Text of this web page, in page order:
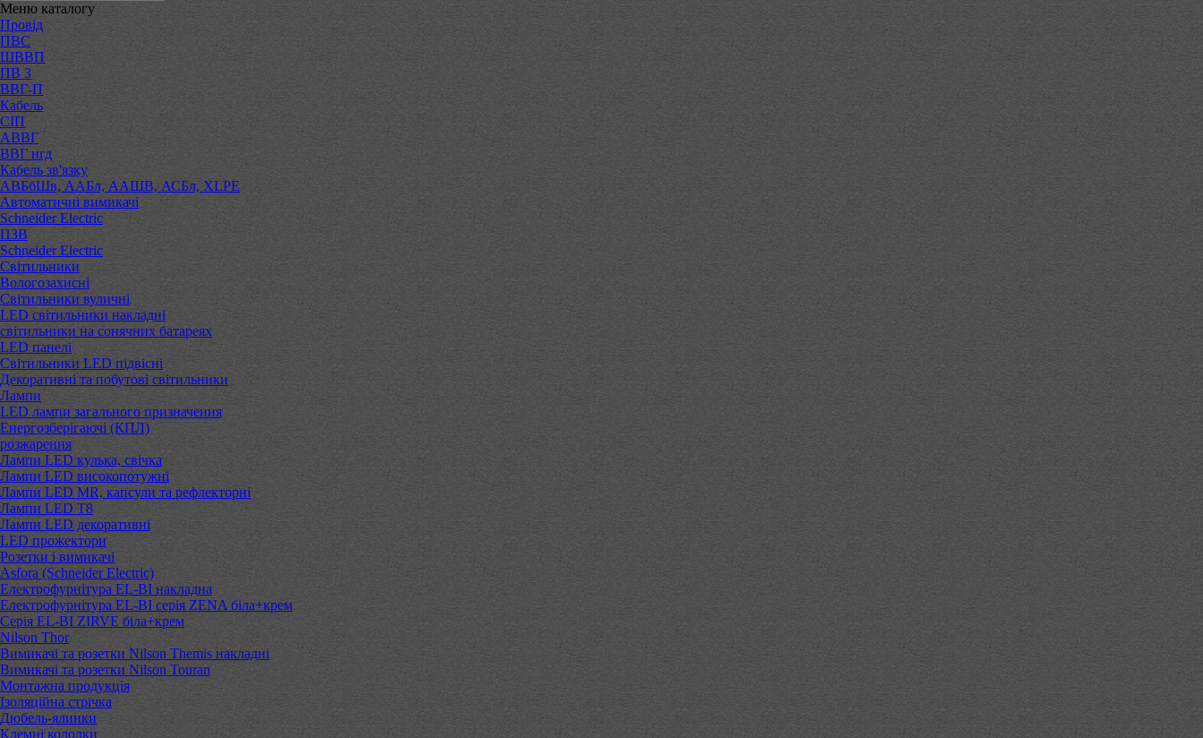
Меню каталогу
Провід
ПВС
ШВВП
ПВ 3
ВВГ-П
Кабель
СІП
АВВГ
ВВГ нгд
Кабель зв'язку
АВБбШв, ААБл, ААШВ, АСБл, XLPE
Автоматичні вимикачі
Schneider Electric
ПЗВ
Schneider Electric
Світильники
Вологозахисні
Світильники вуличні
LED світильники накладні
світильники на сонячних батареях
LED панелі
Світильники LED підвісні
Декоративні та побутові світильники
Лампи
LED лампи загального призначення
Енергозберігаючі (КПЛ)
розжарення
Лампи LED кулька, свічка
Лампи LED високопотужні
Лампи LED MR, капсули та рефлекторні
Лампи LED Т8
Лампи LED декоративні
LED прожектори
Розетки і вимикачі
Asfora (Schneider Electric)
Електрофурнітура EL-BI накладна
Електрофурнітура EL-BI серія ZENA біла+крем
Серія EL-BI ZIRVE біла+крем
Nilson Thor
Вимикачі та розетки Nilson Themis накладні
Вимикачі та розетки Nilson Touran
Монтажна продукція
Ізоляційна стрічка
Дюбель-ялинки
Клемні колодки